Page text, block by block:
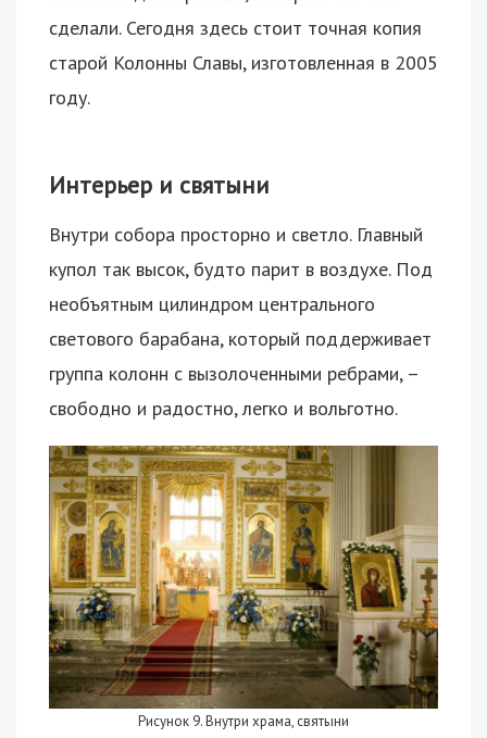
сделали. Сегодня здесь стоит точная копия
старой Колонны Славы, изготовленная в 2005
году.
Интерьер и святыни
Внутри собора просторно и светло. Главный
купол так высок, будто парит в воздухе. Под
необъятным цилиндром центрального
светового барабана, который поддерживает
группа колонн с вызолоченными ребрами, –
свободно и радостно, легко и вольготно.
Рисунок 9. Внутри храма, святыни